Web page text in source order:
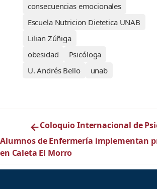
consecuencias emocionales
Escuela Nutricion Dietetica UNAB
Lilian Zúñiga
obesidad
Psicóloga
U. Andrés Bello
unab
←Coloquio Internacional de
Alumnos de Enfermería implementan
en Caleta El Morro